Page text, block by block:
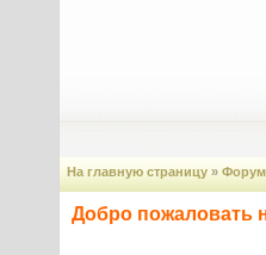
На главную страницу » Форум
Добро пожаловать